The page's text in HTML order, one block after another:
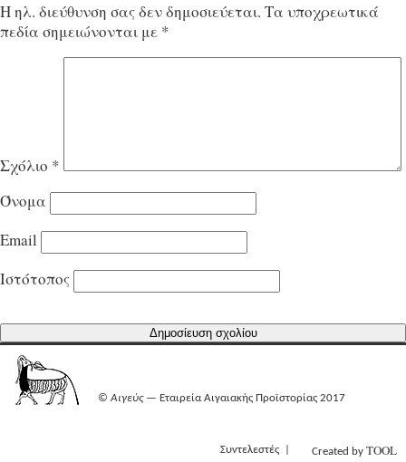
Η ηλ. διεύθυνση σας δεν δημοσιεύεται. Τα υποχρεωτικά
πεδία σημειώνονται με *
Σχόλιο *
Όνομα
Email
Ιστότοπος
© Αιγεύς— Εταιρεία Αιγαιακής Προϊστορίας 2017
Συντελεστές Created by TOOL